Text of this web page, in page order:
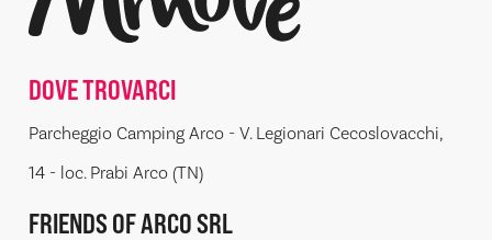
DOVE TROVARCI
Parcheggio Camping Arco - V. Legionari Cecoslovacchi,
14 - loc. Prabi Arco (TN)
FRIENDS OF ARCO SRL